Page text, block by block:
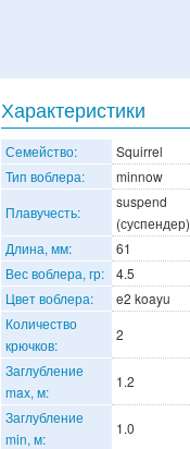
Характеристики
Семейство:
Squirrel
Тип воблера:
minnow
Плавучесть:
suspend
(суспендер)
Длина, мм:
61
Вес воблера, гр:
4.5
Цвет воблера:
e2 koayu
Количество
крючков:
2
Заглубление
max, м:
1.2
Заглубление
min, м:
1.0